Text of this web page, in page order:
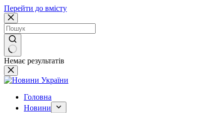
Перейти до вмісту
Немає результатів
Головна
Новини